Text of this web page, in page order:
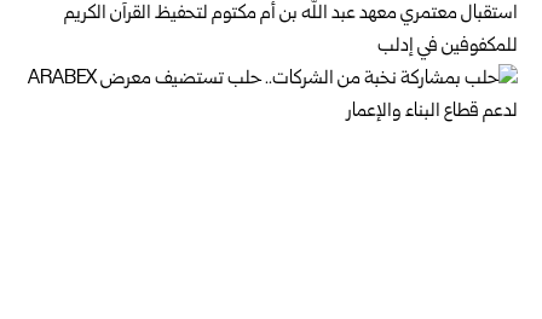
استقبال معتمري معهد عبد الله بن أم مكتوم لتحفيظ القرآن الكريم
للمكفوفين في إدلب